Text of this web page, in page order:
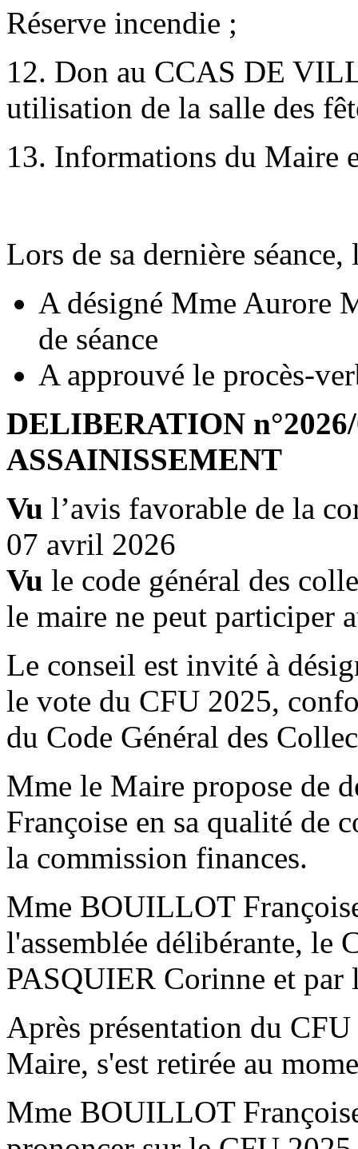
Réserve incendie ;
12. Don au CCAS DE
utilisation de la salle des
13. Informations du Maire
Lors de sa dernière
A désigné Mme Aurore
de séance
A approuvé le procès-
DELIBERATION
ASSAINISSEMENT
Vu l’avis favorable de la
07 avril 2026
Vu le code général des
le maire ne peut participer
Le conseil est invité à
le vote du CFU 2025,
du Code Général des
Mme le Maire propose de
Françoise en sa qualité de
la commission finances.
Mme BOUILLOT
l'assemblée délibérante, le
PASQUIER Corinne et
Après présentation du
Maire, s'est retirée au
Mme BOUILLOT